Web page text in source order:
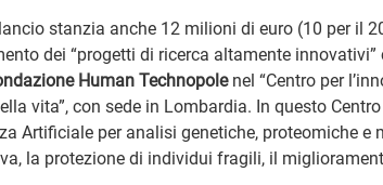
stanzia anche 12 milioni di euro (10 per il
dei “progetti di ricerca altamente
Human Technopolenel “Centro per
vita”, con sede in Lombardia. In questo
Artificiale per analisi genetiche, proteomiche e
la protezione di individui fragili, il